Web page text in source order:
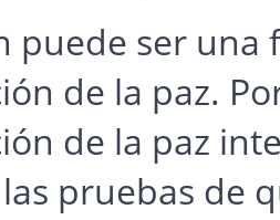
puede ser una
de la paz.
de la paz
pruebas de